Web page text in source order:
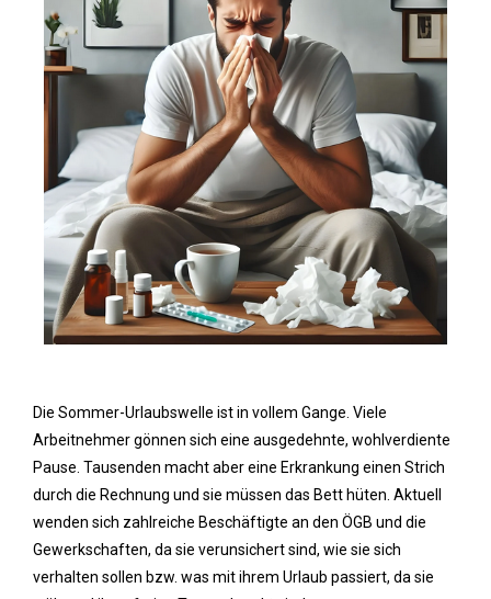
Die Sommer-Urlaubswelle ist in vollem Gange. Viele
Arbeitnehmer gönnen sich eine ausgedehnte, wohlverdiente
Pause. Tausenden macht aber eine Erkrankung einen Strich
durch die Rechnung und sie müssen das Bett hüten. Aktuell
wenden sich zahlreiche Beschäftigte an den ÖGB und die
Gewerkschaften, da sie verunsichert sind, wie sie sich
verhalten sollen bzw. was mit ihrem Urlaub passiert, da sie